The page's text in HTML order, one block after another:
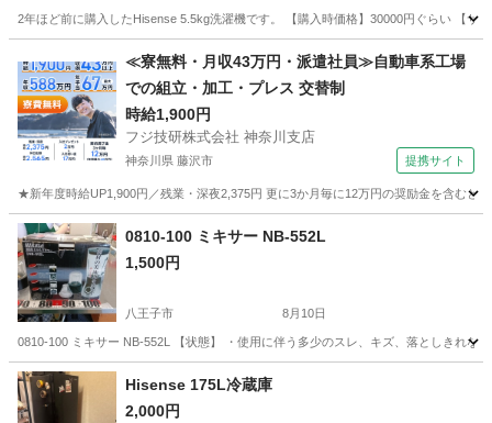
2年ほど前に購入したHisense 5.5kg洗濯機です。 【購入時価格】30000円ぐらい 【サ
竹橋駅 生活家電 Hisense
≪寮無料・月収43万円・派遣社員≫自動車系工場
での組立・加工・プレス 交替制
時給1,900円
フジ技研株式会社 神奈川支店
神奈川県 藤沢市 提携サイト
★新年度時給UP1,900円／残業・深夜2,375円 更に3か月毎に12万円の奨励金を含む
神奈川 藤沢市 0810-100 ミキサー NB-552L
1,500円
八王子市 8月10日
0810-100 ミキサー NB-552L 【状態】 ・使用に伴う多少のスレ、キズ、落としきれ
東京 八王子市 ミキサー
Hisense 175L冷蔵庫
2,000円